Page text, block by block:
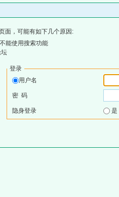
面，可能有如下几个原因:
能使用搜索功能
登录
用户名
密 码
隐身登录